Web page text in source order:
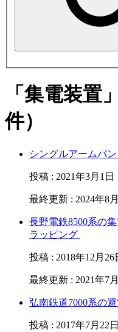
「集電装置
件）
シングルアームパ
投稿 : 2021年3月1日
最終更新 : 2024年8
長野電鉄8500系の
ラッピング
投稿 : 2018年12月26
最終更新 : 2021年7
弘南鉄道7000系の
投稿 : 2017年7月22日